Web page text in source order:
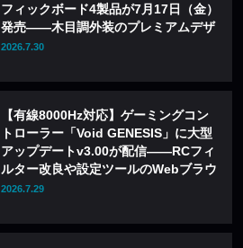
フィックボード4製品が7月17日（金）
発売——木目調外装のプレミアムデザ
インを採用
2026.7.30
【有線8000Hz対応】ゲーミングコン
トローラー「Void GENESIS」に大型
アップデートv3.00が配信——RCフィ
ルター改良や設定ツールのWebブラウ
ザ化も
2026.7.29